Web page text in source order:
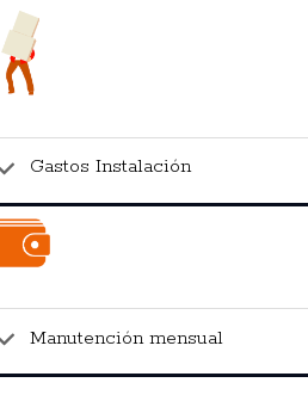
Gastos Instalación
Manutención mensual